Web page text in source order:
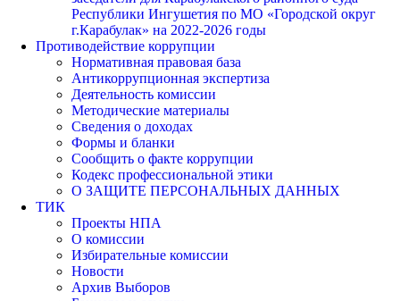
Республики Ингушетия по МО «Городской округ
г.Карабулак» на 2022-2026 годы
Противодействие коррупции
Нормативная правовая база
Антикоррупционная экспертиза
Деятельность комиссии
Методические материалы
Сведения о доходах
Формы и бланки
Сообщить о факте коррупции
Кодекс профессиональной этики
О ЗАЩИТЕ ПЕРСОНАЛЬНЫХ ДАННЫХ
ТИК
Проекты НПА
О комиссии
Избирательные комиссии
Новости
Архив Выборов